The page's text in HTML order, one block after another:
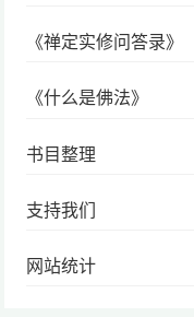
《禅定实修问答录》
《什么是佛法》
书目整理
支持我们
网站统计